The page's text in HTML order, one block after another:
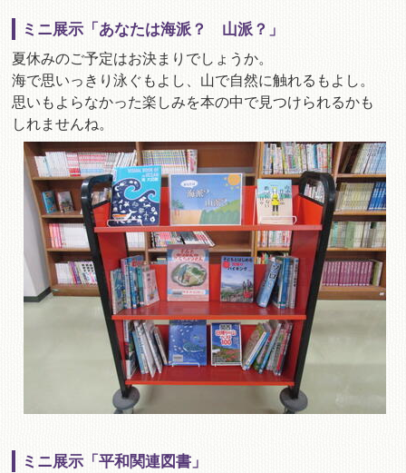
ミニ展示「あなたは海派？ 山派？」
夏休みのご予定はお決まりでしょうか。
海で思いっきり泳ぐもよし、山で自然に触れるもよし。
思いもよらなかった楽しみを本の中で見つけられるかも
しれませんね。
ミニ展示「平和関連図書」